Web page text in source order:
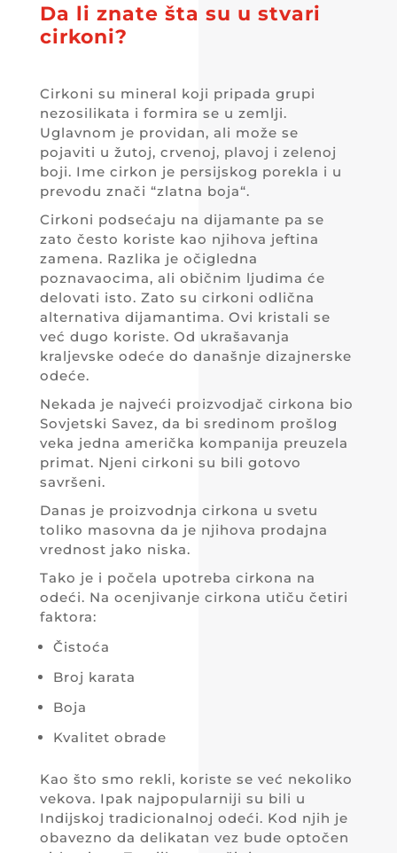
Da li znate šta su u stvari
cirkoni?
Cirkoni su mineral koji pripada grupi
nezosilikata i formira se u zemlji.
Uglavnom je providan, ali može se
pojaviti u žutoj, crvenoj, plavoj i zelenoj
boji. Ime cirkon je persijskog porekla i u
prevodu znači “zlatna boja“.
Cirkoni podsećaju na dijamante pa se
zato često koriste kao njihova jeftina
zamena. Razlika je očigledna
poznavaocima, ali običnim ljudima će
delovati isto. Zato su cirkoni odlična
alternativa dijamantima. Ovi kristali se
već dugo koriste. Od ukrašavanja
kraljevske odeće do današnje dizajnerske
odeće.
Nekada je najveći proizvodjač cirkona bio
Sovjetski Savez, da bi sredinom prošlog
veka jedna američka kompanija preuzela
primat. Njeni cirkoni su bili gotovo
savršeni.
Danas je proizvodnja cirkona u svetu
toliko masovna da je njihova prodajna
vrednost jako niska.
Tako je i počela upotreba cirkona na
odeći. Na ocenjivanje cirkona utiču četiri
faktora:
Čistoća
Broj karata
Boja
Kvalitet obrade
Kao što smo rekli, koriste se već nekoliko
vekova. Ipak najpopularniji su bili u
Indijskoj tradicionalnoj odeći. Kod njih je
obavezno da delikatan vez bude optočen